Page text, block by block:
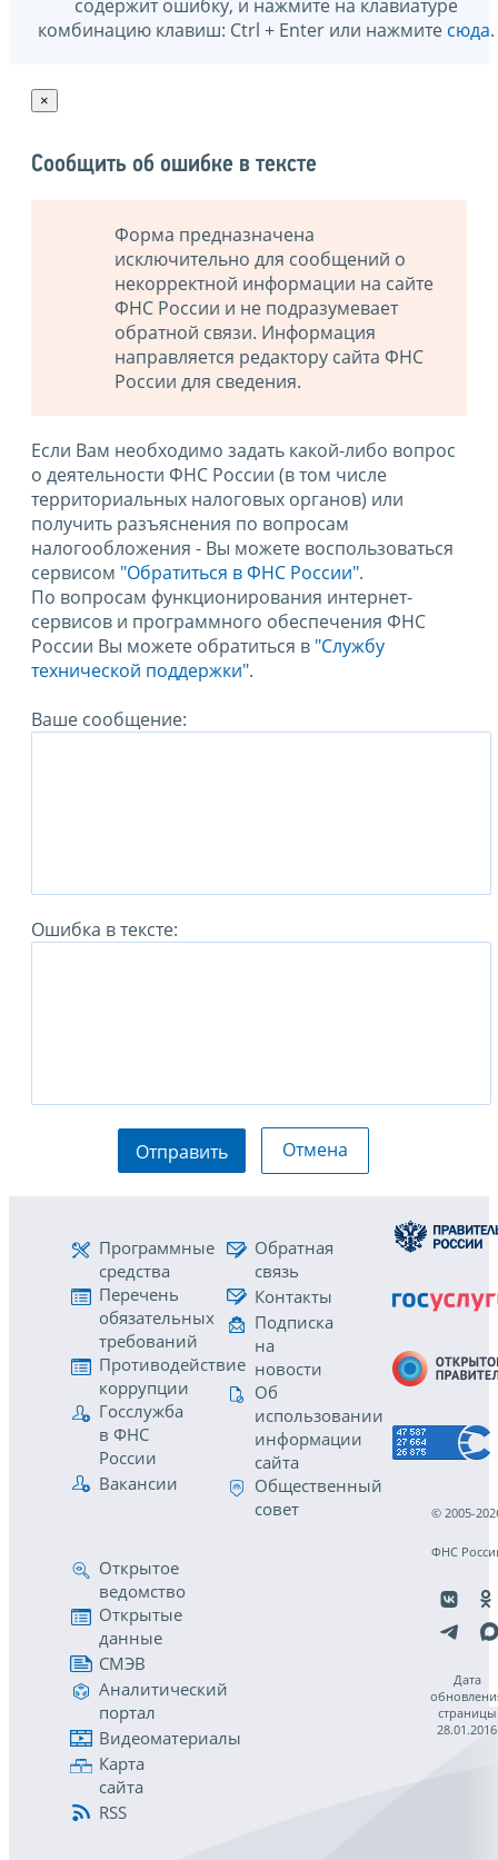
содержит ошибку, и нажмите на клавиатуре
комбинацию клавиш: Ctrl + Enter или нажмите сюда.
×
Сообщить об ошибке в тексте
Форма предназначена
исключительно для сообщений о
некорректной информации на сайте
ФНС России и не подразумевает
обратной связи. Информация
направляется редактору сайта ФНС
России для сведения.
Если Вам необходимо задать какой-либо вопрос
о деятельности ФНС России (в том числе
территориальных налоговых органов) или
получить разъяснения по вопросам
налогообложения - Вы можете воспользоваться
сервисом "Обратиться в ФНС России".
По вопросам функционирования интернет-
сервисов и программного обеспечения ФНС
России Вы можете обратиться в "Службу
технической поддержки".
Ваше сообщение:
Ошибка в тексте:
Отправить Отмена
Программные
средства
Перечень
обязательных
требований
Противодействие
коррупции
Госслужба
в ФНС
России
Вакансии
Обратная
связь
Контакты
Подписка
на
новости
Об
использовании
информации
сайта
Общественный
совет
Открытое
ведомство
Открытые
данные
СМЭВ
Аналитический
портал
Видеоматериалы
Карта
сайта
RSS
© 2005-
ФНС
Дата
страницы
28.01.2016